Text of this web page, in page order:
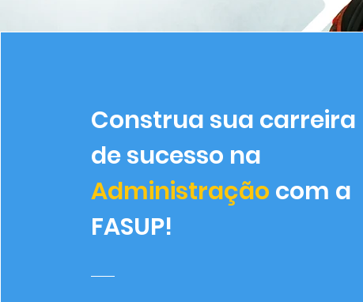
Construa sua carreira
de sucesso na
Administração com a
FASUP!